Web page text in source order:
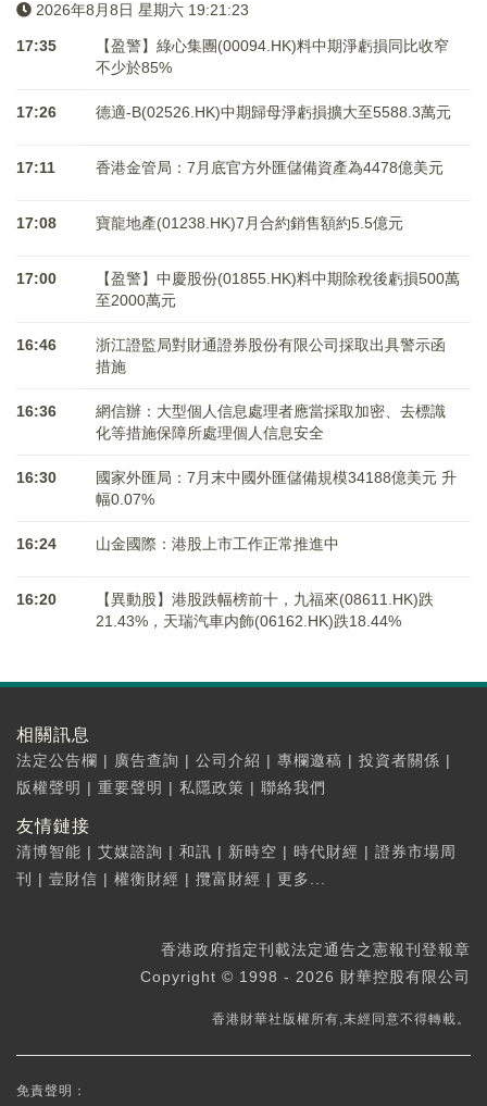
2026年8月8日 星期六 19:21:23
17:35
【盈警】綠心集團(00094.HK)料中期淨虧損同比收窄
不少於85%
17:26 德適-B(02526.HK)中期歸母淨虧損擴大至5588.3萬元
17:11 香港金管局：7月底官方外匯儲備資產為4478億美元
17:08 寶龍地產(01238.HK)7月合約銷售額約5.5億元
17:00
【盈警】中慶股份(01855.HK)料中期除稅後虧損500萬
至2000萬元
16:46
浙江證監局對財通證券股份有限公司採取出具警示函
措施
16:36
網信辦：大型個人信息處理者應當採取加密、去標識
化等措施保障所處理個人信息安全
16:30
國家外匯局：7月末中國外匯儲備規模34188億美元 升
幅0.07%
16:24 山金國際：港股上市工作正常推進中
16:20
【異動股】港股跌幅榜前十，九福來(08611.HK)跌
21.43%，天瑞汽車内飾(06162.HK)跌18.44%
相關訊息
法定公告欄 | 廣告查詢 | 公司介紹 | 專欄邀稿 | 投資者關係 |
版權聲明 | 重要聲明 | 私隱政策 | 聯絡我們
友情鏈接
清博智能 | 艾媒諮詢 | 和訊 | 新時空 | 時代財經 | 證券市場周
刊
| 壹財信 | 權衡財經 | 攬富財經 | 更多...
香港政府指定刊載法定通告之憲報刊登報章
Copyright © 1998 - 2026 財華控股有限公司
香港財華社版權所有,未經同意不得轉載。
免責聲明：